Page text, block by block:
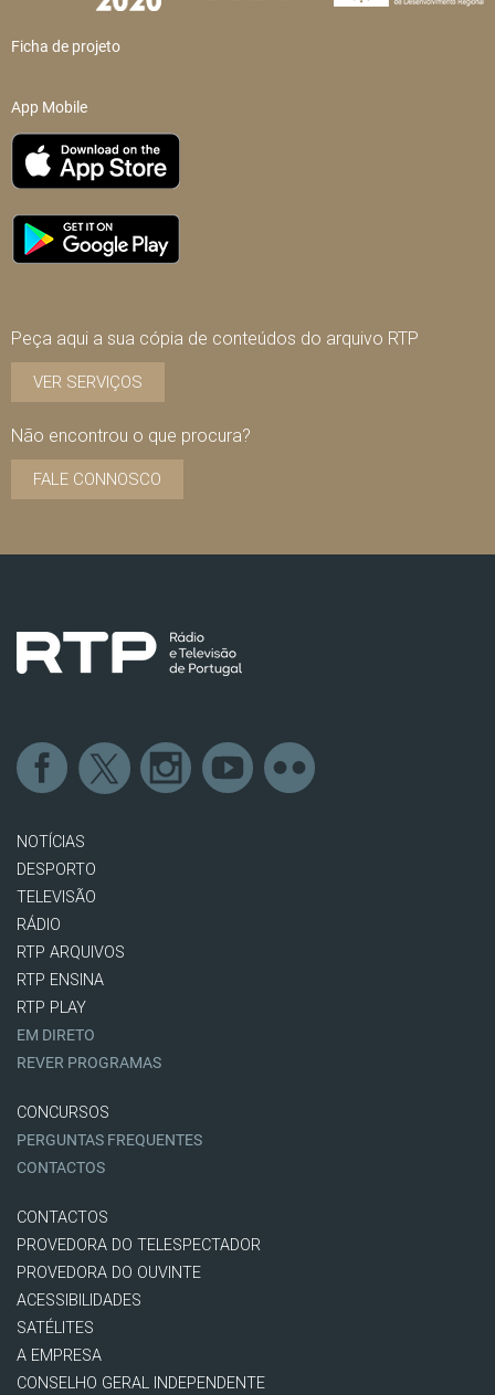
Ficha de projeto
App Mobile
Peça aqui a sua cópia de conteúdos do arquivo RTP
VER SERVIÇOS
Não encontrou o que procura?
FALE CONNOSCO
NOTÍCIAS
DESPORTO
TELEVISÃO
RÁDIO
RTP ARQUIVOS
RTP ENSINA
RTP PLAY
EM DIRETO
REVER PROGRAMAS
CONCURSOS
PERGUNTAS FREQUENTES
CONTACTOS
CONTACTOS
PROVEDORA DO TELESPECTADOR
PROVEDORA DO OUVINTE
ACESSIBILIDADES
SATÉLITES
A EMPRESA
CONSELHO GERAL INDEPENDENTE